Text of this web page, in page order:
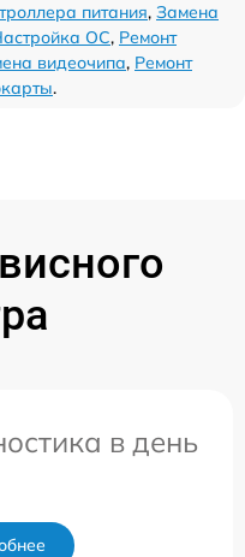
питания, Замена
ОС, Ремонт
видеочипа, Ремонт
.
в день